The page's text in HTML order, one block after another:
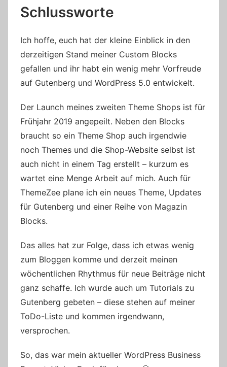
Schlussworte
Ich hoffe, euch hat der kleine Einblick in den
derzeitigen Stand meiner Custom Blocks
gefallen und ihr habt ein wenig mehr Vorfreude
auf Gutenberg und WordPress 5.0 entwickelt.
Der Launch meines zweiten Theme Shops ist für
Frühjahr 2019 angepeilt. Neben den Blocks
braucht so ein Theme Shop auch irgendwie
noch Themes und die Shop-Website selbst ist
auch nicht in einem Tag erstellt – kurzum es
wartet eine Menge Arbeit auf mich. Auch für
ThemeZee plane ich ein neues Theme, Updates
für Gutenberg und einer Reihe von Magazin
Blocks.
Das alles hat zur Folge, dass ich etwas wenig
zum Bloggen komme und derzeit meinen
wöchentlichen Rhythmus für neue Beiträge nicht
ganz schaffe. Ich wurde auch um Tutorials zu
Gutenberg gebeten – diese stehen auf meiner
ToDo-Liste und kommen irgendwann,
versprochen.
So, das war mein aktueller WordPress Business